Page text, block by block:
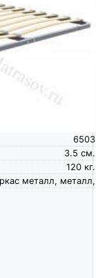
6503
см.
3.5
кг.
120
металл, металл,